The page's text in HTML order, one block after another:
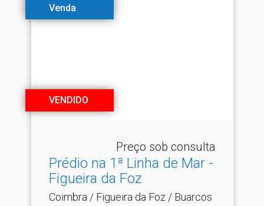
Venda
VENDIDO
Preço sob consulta
Prédio na 1ª Linha de Mar -
Figueira da Foz
Coimbra / Figueira da Foz / Buarcos